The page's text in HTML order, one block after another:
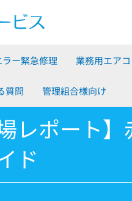
ラー緊急修理 業務用エア
質問 管理組合様向け
レポート
ド